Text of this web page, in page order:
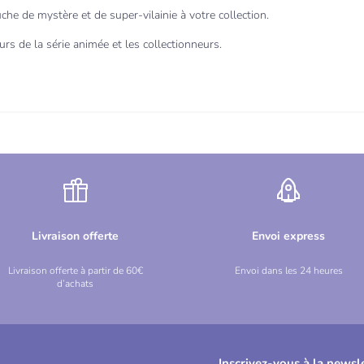
de mystère et de super-vilainie à votre collection.
de la série animée et les collectionneurs.
Livraison offerte
Livraison offerte à partir de 60€
d’achats
Envoi express
Envoi dans les 24 heures